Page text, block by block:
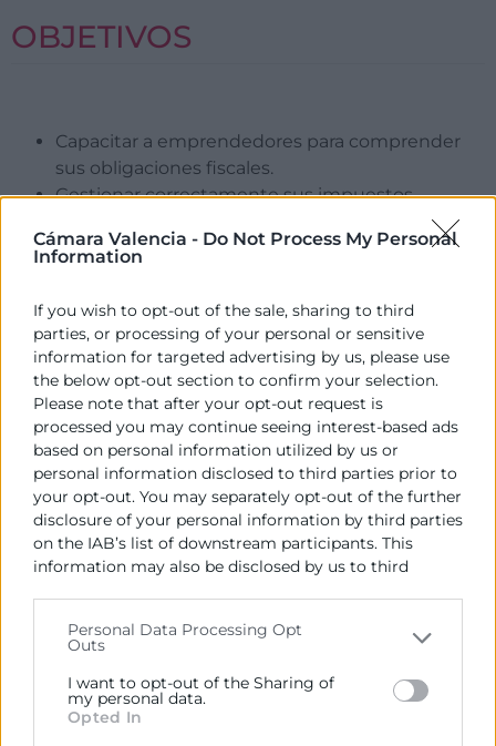
Cámara Valencia - Do Not Process My Personal
Information
If you wish to opt-out of the sale, sharing to third
parties, or processing of your personal or sensitive
information for targeted advertising by us, please use
the below opt-out section to confirm your selection.
Please note that after your opt-out request is
processed you may continue seeing interest-based ads
based on personal information utilized by us or
personal information disclosed to third parties prior to
your opt-out. You may separately opt-out of the further
disclosure of your personal information by third parties
on the IAB’s list of downstream participants. This
information may also be disclosed by us to third
Please note that this website/app uses one or more
Google services and may gather and store information
including but not limited to your visit or usage
behaviour. You may click to grant or deny consent to
Personal Data Processing Opt
Outs
I want to opt-out of the Sharing of
my personal data.
Opted In
OBJETIVOS
Capacitar a emprendedores para comprender
sus obligaciones fiscales.
Gestionar correctamente sus impuestos
Realizar su presentación telemática de forma
CONTACTO
Mª Del Mar Barberá Sesé
mbarbera@camaravalencia.com
963 103 900
PRECIO
LUGAR DE CELEBRACIÓN